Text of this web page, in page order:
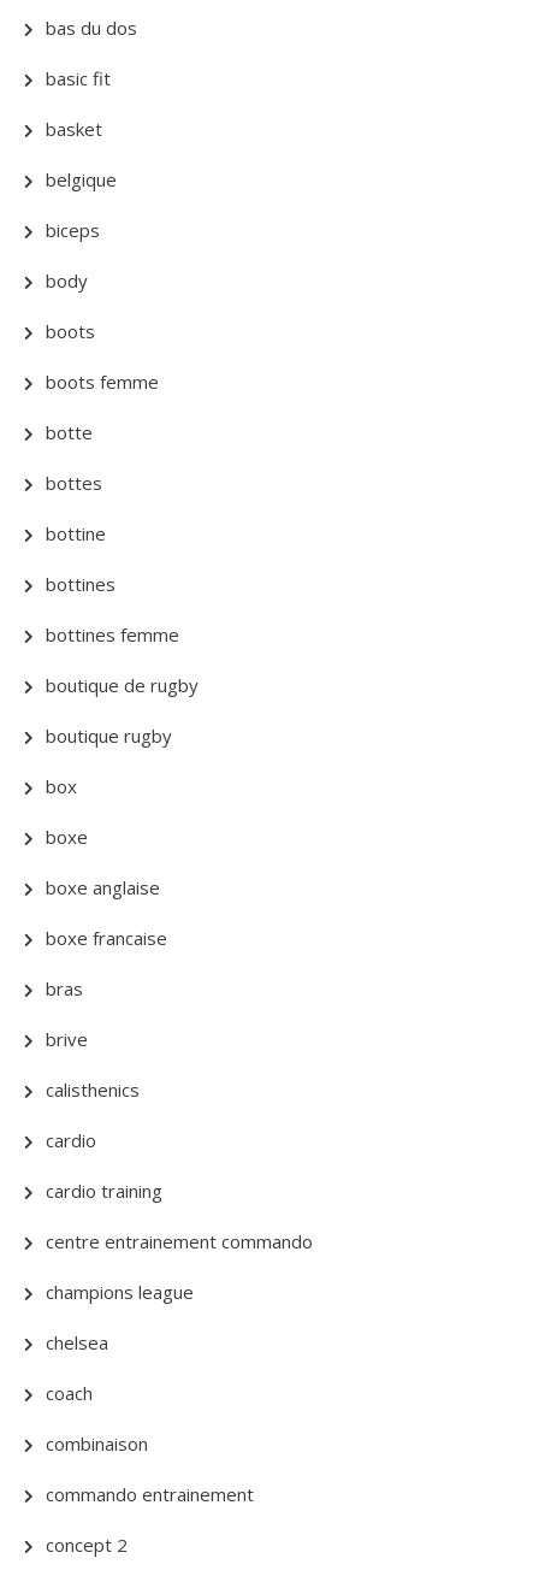
bas du dos
basic fit
basket
belgique
biceps
body
boots
boots femme
botte
bottes
bottine
bottines
bottines femme
boutique de rugby
boutique rugby
box
boxe
boxe anglaise
boxe francaise
bras
brive
calisthenics
cardio
cardio training
centre entrainement commando
champions league
chelsea
coach
combinaison
commando entrainement
concept 2